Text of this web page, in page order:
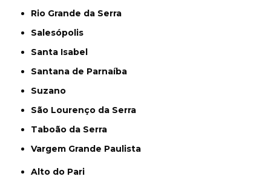
Rio Grande da Serra
Salesópolis
Santa Isabel
Santana de Parnaíba
Suzano
São Lourenço da Serra
Taboão da Serra
Vargem Grande Paulista
Alto do Pari